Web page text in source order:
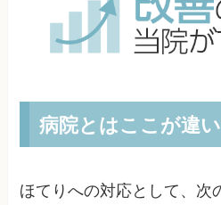
病院とはここが違
ほてりへの対応として、次